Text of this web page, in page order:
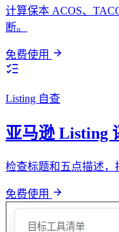
计算保本 ACOS、
断。
免费使用
Listing 自查
亚马逊 Listing
检查标题和五点描述，
免费使用